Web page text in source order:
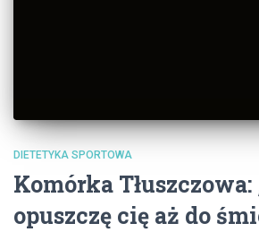
DIETETYKA SPORTOWA
Komórka Tłuszczowa:
opuszczę cię aż do